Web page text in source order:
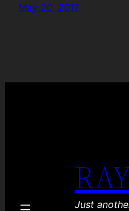
May 20, 2011
Just